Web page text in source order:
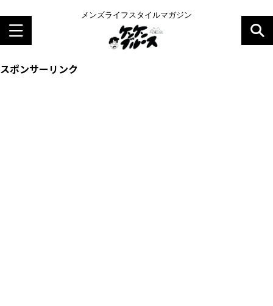
メンズライフスタイルマガジン
スポンサーリンク